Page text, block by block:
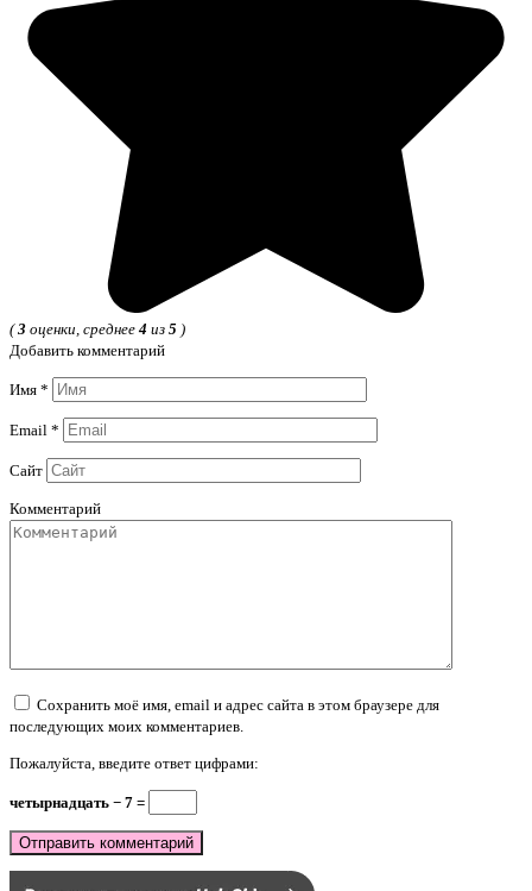
(3 оценки, среднее 4 из 5 )
Добавить комментарий
Имя *
Email *
Сайт
Комментарий
Сохранить моё имя, email и адрес сайта в этом браузере для
последующих моих комментариев.
Пожалуйста, введите ответ цифрами:
четырнадцать − 7 =